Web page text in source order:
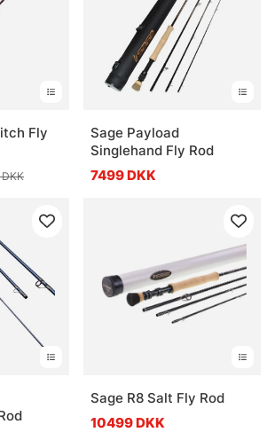
Fly
Sage Payload
Singlehand Fly Rod
7499 DKK
Sage R8 Salt Fly Rod
10499 DKK